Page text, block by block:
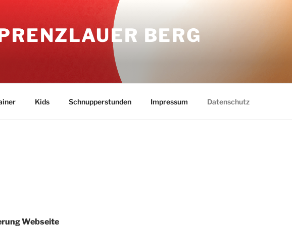
BERG
Kids Schnupperstunden Impressum Datenschutz
Webseite